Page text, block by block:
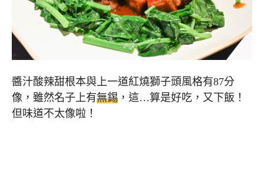
醬汁酸辣甜根本與上一道紅燒獅子頭風格有87分
像，雖然名子上有無錫 ，這…算是好吃，又下飯！
但味道不太像啦！